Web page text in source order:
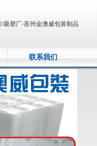
吸塑厂-苏州金澳威包装制品
联系我们